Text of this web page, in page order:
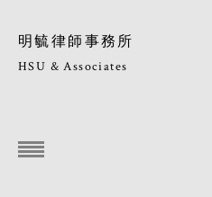
明毓律師事務所
HSU & Associates